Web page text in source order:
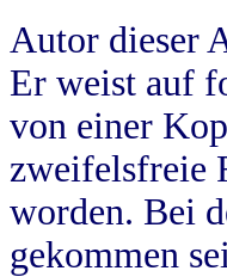
Autor dieser
Er weist auf
von einer
zweifelsfreie
worden. Bei
gekommen